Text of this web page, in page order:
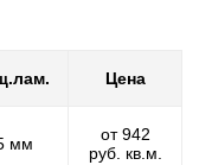
Цена
мм
от 942
руб. кв.м.